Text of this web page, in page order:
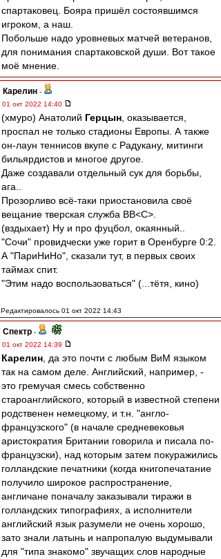
спартаковец. Бояра пришёл состоявшимся
игроком, а наш.
Побольше надо уровневых матчей ветеранов,
для понимания спартаковской души. Вот такое
моё мнение.
Карелин -
01 окт 2022 14:40
(хмуро) Анатолий Герцын , оказывается,
проспал не только стадионы Европы. А также
он-лаун теннисов вкупе с Радукану, митинги
бильярдистов и многое другое.
Даже создавали отдельный сук для борьбы,
ага..
Прозорливо всё-таки приостановила своё
вещание тверская служба ВВ˂С˃.
(вздыхает) Ну и про фуцбол, окаянный..
"Сочи" провидчески уже горит в Оренбурге 0:2.
А "ПариНиНо", сказали тут, в первых своих
таймах спит.
"Этим надо воспользоваться" (...тётя, кино)
Редактировалось 01 окт 2022 14:43
Спектр -
01 окт 2022 14:39
Карелин , да это почти с любым ВиМ языком
так на самом деле. Английский, например, -
это гремучая смесь собственно
староанглийского, который в известной степени
родственен немецкому, и т.н. "англо-
французского" (в начале средневековья
аристократия Британии говорила и писала по-
французски), над которым затем покуражились
голландские печатники (когда книгопечатание
получило широкое распространение,
англичане поначалу заказывали тиражи в
голландских типографиях, а исполнители
английский язык разумели не очень хорошо,
зато знали латынь и напропалую выдумывали
для "типа знакомо" звучащих слов народные